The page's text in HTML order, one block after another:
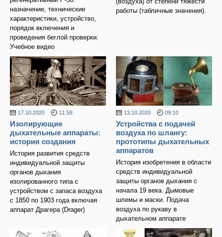
назначение, технические
характеристики, устройство,
порядок включения и
проведения беглой проверки.
Учебное видео
работы (табличные значения).
17.10.2020 11:59
Изолирующие
дыхательные аппараты:
история создания
История развития средств
индивидуальной защиты
органов дыхания
изолированного типа с
устройством с запаса воздуха
с 1850 по 1903 года включая
аппарат Драгера (Drager)
13.10.2020 09:10
Устройства с подачей
воздуха по шлангу:
прототипы дыхательных
аппаратов
История изобретения в области
средств индивидуальной
защиты органов дыхания с
начала 19 века. Дымовые
шлемы и маски. Подача
воздуха по рукаву в
дыхательном аппарате